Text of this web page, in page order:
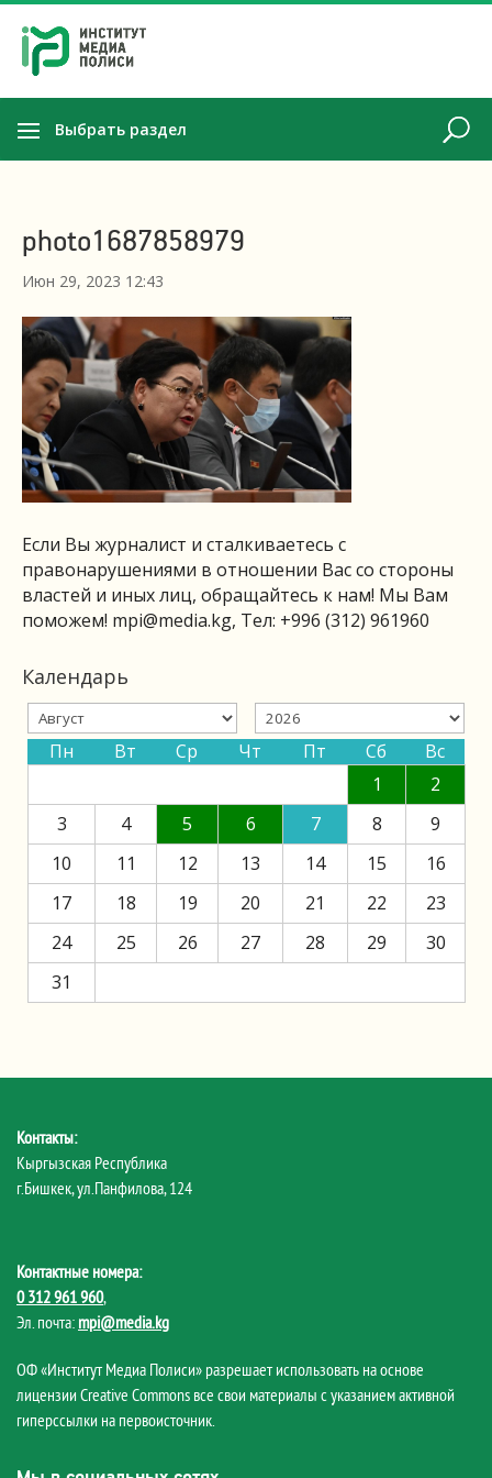
Выбрать раздел
photo1687858979
Июн 29, 2023 12:43
Если Вы журналист и сталкиваетесь с
правонарушениями в отношении Вас со стороны
властей и иных лиц, обращайтесь к нам! Мы Вам
поможем! mpi@media.kg, Тел: +996 (312) 961960
Календарь
Пн Вт Ср Чт Пт Сб
Вс
1
2
3
4 5 6 7 8
9
10
11 12 13 14 15
16
17
18 19 20 21 22
23
24
25 26 27 28 29
30
31
Контакты:
Кыргызская Республика
г.Бишкек, ул.Панфилова, 124
Контактные номера:
0 312 961 960,
Эл. почта: mpi@media.kg
ОФ «Институт Медиа Полиси» разрешает использовать на основе
лицензии Creative Commons все свои материалы с указанием активной
гиперссылки на первоисточник.